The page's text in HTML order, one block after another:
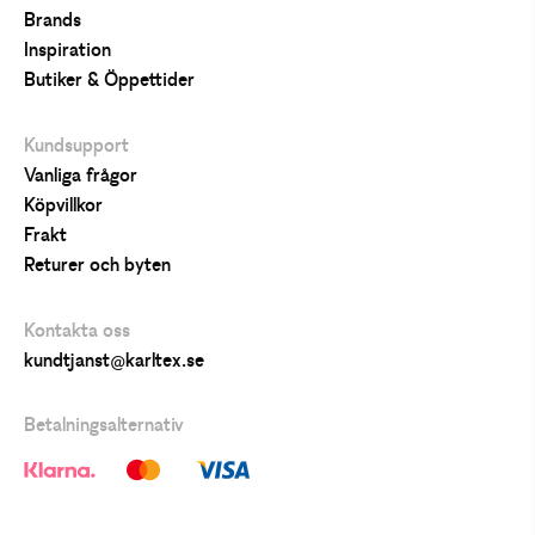
Brands
Inspiration
Butiker & Öppettider
Kundsupport
Vanliga frågor
Köpvillkor
Frakt
Returer och byten
Kontakta oss
kundtjanst@karltex.se
Betalningsalternativ